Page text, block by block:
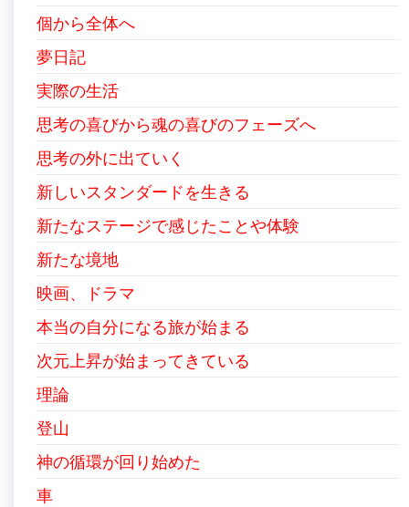
個から全体へ
夢日記
実際の生活
思考の喜びから魂の喜びのフェーズへ
思考の外に出ていく
新しいスタンダードを生きる
新たなステージで感じたことや体験
新たな境地
映画、ドラマ
本当の自分になる旅が始まる
次元上昇が始まってきている
理論
登山
神の循環が回り始めた
車